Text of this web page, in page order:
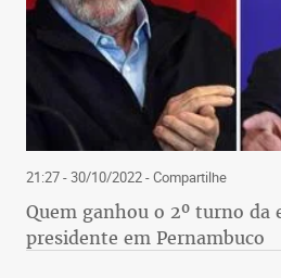
21:27 - 30/10/2022- Compartilhe
Quem ganhou o 2º turno da
presidente em Pernambuco